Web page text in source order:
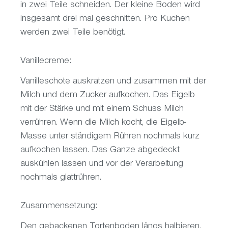
in zwei Teile schneiden. Der kleine Boden wird
insgesamt drei mal geschnitten. Pro Kuchen
werden zwei Teile benötigt.
Vanillecreme:
Vanilleschote auskratzen und zusammen mit der
Milch und dem Zucker aufkochen. Das Eigelb
mit der Stärke und mit einem Schuss Milch
verrühren. Wenn die Milch kocht, die Eigelb-
Masse unter ständigem Rühren nochmals kurz
aufkochen lassen. Das Ganze abgedeckt
auskühlen lassen und vor der Verarbeitung
nochmals glattrühren.
Zusammensetzung: